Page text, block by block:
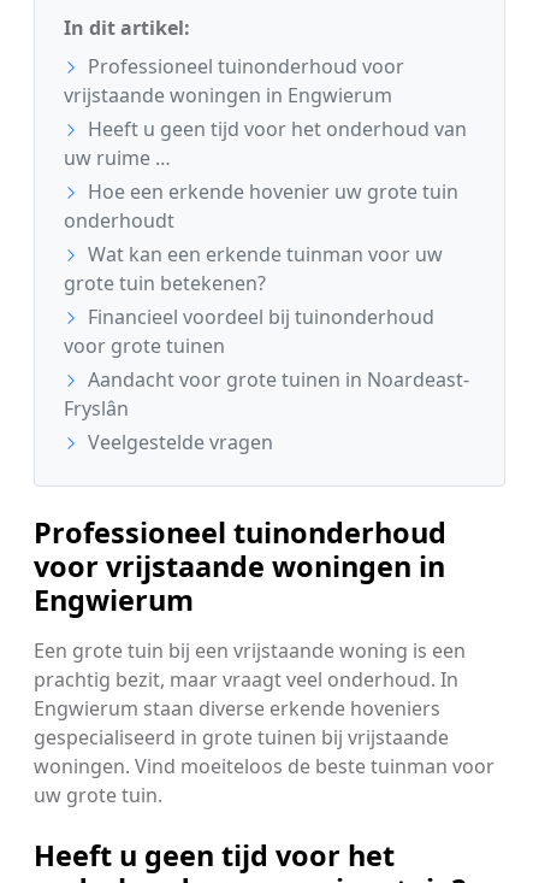
In dit artikel:
Professioneel tuinonderhoud voor
vrijstaande woningen in Engwierum
Heeft u geen tijd voor het onderhoud van
uw ruime …
Hoe een erkende hovenier uw grote tuin
onderhoudt
Wat kan een erkende tuinman voor uw
grote tuin betekenen?
Financieel voordeel bij tuinonderhoud
voor grote tuinen
Aandacht voor grote tuinen in Noardeast-
Fryslân
Veelgestelde vragen
Professioneel tuinonderhoud
voor vrijstaande woningen in
Engwierum
Een grote tuin bij een vrijstaande woning is een
prachtig bezit, maar vraagt veel onderhoud. In
Engwierum staan diverse erkende hoveniers
gespecialiseerd in grote tuinen bij vrijstaande
woningen. Vind moeiteloos de beste tuinman voor
uw grote tuin.
Heeft u geen tijd voor het